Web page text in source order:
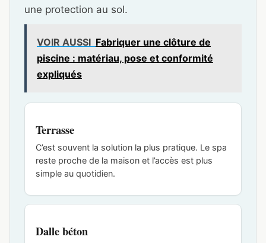
une protection au sol.
VOIR AUSSI Fabriquer une clôture de
piscine : matériau, pose et conformité
expliqués
Terrasse
C’est souvent la solution la plus pratique. Le spa
reste proche de la maison et l’accès est plus
simple au quotidien.
Dalle béton